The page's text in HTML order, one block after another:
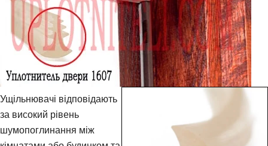
Ущільнювачі відповідають
за високий рівень
шумопоглинання між